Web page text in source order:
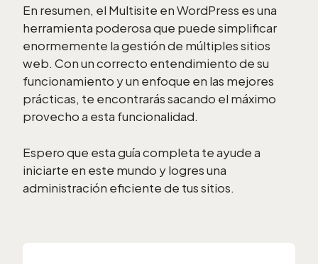
En resumen, el Multisite en WordPress es una
herramienta poderosa que puede simplificar
enormemente la gestión de múltiples sitios
web. Con un correcto entendimiento de su
funcionamiento y un enfoque en las mejores
prácticas, te encontrarás sacando el máximo
provecho a esta funcionalidad.
Espero que esta guía completa te ayude a
iniciarte en este mundo y logres una
administración eficiente de tus sitios.